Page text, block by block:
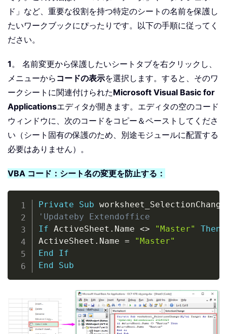
ド」など、重要な役割を持つ特定のシートの名前を保護し
たいワークブックにぴったりです。以下の手順に従ってく
ださい。
1。 名前変更から保護したいシートタブを右クリックし、
メニューから コードの表示を選択します。すると、そのワ
ークシートに関連付けられたMicrosoft Visual Basic for
Applicationsエディタが開きます。エディタの空のコード
ウィンドウに、次のコードをコピー＆ペーストしてくださ
い（シート固有の保護のため、別途モジュールに配置する
必要はありません）。
VBA コード：シート名の変更を防止する：
Private Sub worksheet_SelectionChange
'Updateby Extendoffice
If ActiveSheet . Name <> "Master"
Then
ActiveSheet . Name =
"Master"
End
If
End
Sub
Copy